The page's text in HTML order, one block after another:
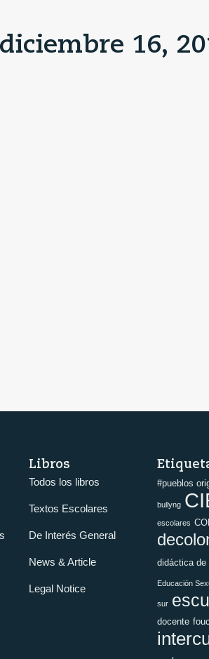
16,
Libros
Todos los libros
Textos Escolares
De Interés General
News & Article
Legal Notice
#pueblos
bullyng
escolares
didáctica
Educación
sur
docente